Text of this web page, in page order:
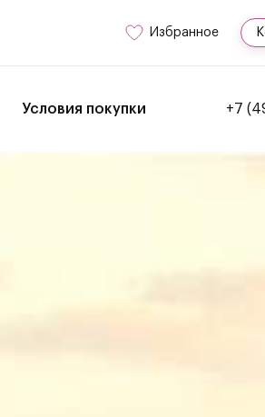
Избранное
Условия покупки +7